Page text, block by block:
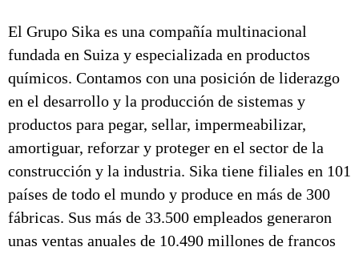
El Grupo Sika es una compañía multinacional
fundada en Suiza y especializada en productos
químicos. Contamos con una posición de liderazgo
en el desarrollo y la producción de sistemas y
productos para pegar, sellar, impermeabilizar,
amortiguar, reforzar y proteger en el sector de la
construcción y la industria. Sika tiene filiales en 101
países de todo el mundo y produce en más de 300
fábricas. Sus más de 33.500 empleados generaron
unas ventas anuales de 10.490 millones de francos